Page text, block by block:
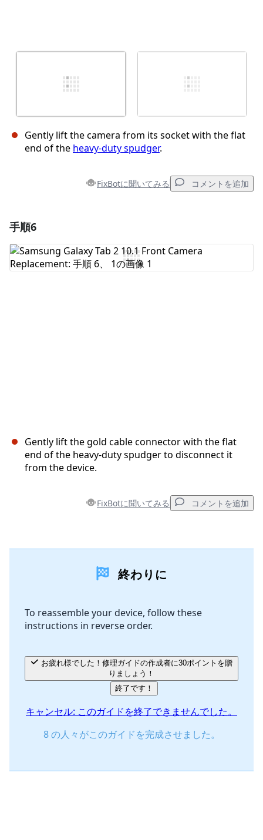
Gently lift the camera from its socket with the flat
end of the heavy-duty spudger.
FixBotに聞いてみる コメントを追加
コメントを追加
手順6
Gently lift the gold cable connector with the flat
end of the heavy-duty spudger to disconnect it
from the device.
FixBotに聞いてみる コメントを追加
キャンセル
終わりに
To reassemble your device, follow these
instructions in reverse order.
りましょう！
終了です！
キャンセル: このガイドを終了できませんでした。
8 の人々がこのガイドを完成させました。